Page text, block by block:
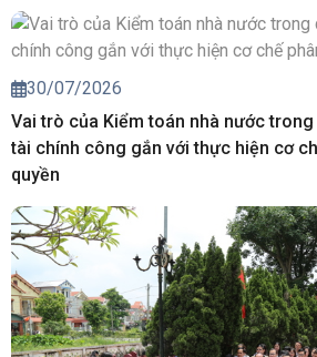
30/07/2026
Vai trò của Kiểm toán nhà nước
tài chính công gắn với thực hiện cơ
quyền